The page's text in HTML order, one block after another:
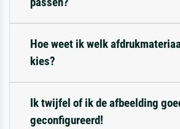
Hoe weet ik welk
kies?
Ik twijfel of ik de afbeelding
geconfigureerd!